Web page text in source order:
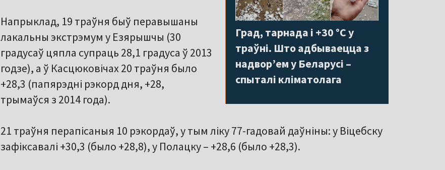
Град, тарнада і +30 °С у
траўні. Што адбываецца з
надвор’ем у Беларусі –
спыталі кліматолага
Напрыклад, 19 траўня быў перавышаны
лакальны экстрэмум у Езярышчы (30
градусаў цяпла супраць 28,1 градуса ў 2013
годзе), а ў Касцюковічах 20 траўня было
+28,3 (папярэдні рэкорд дня, +28,
трымаўся з 2014 года).
21 траўня перапісаныя 10 рэкордаў, у тым ліку 77-гадовай даўніны: у Віцебску
зафіксавалі +30,3 (было +28,8), у Полацку – +28,6 (было +28,3).